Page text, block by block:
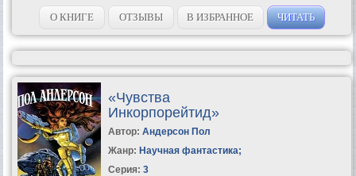
О КНИГЕ
ОТЗЫВЫ В ИЗБРАННОЕ ЧИТАТЬ
«Чувства
Инкорпорейтид»
Автор: Андерсон Пол
Жанр: Научная фантастика;
Серия: 3